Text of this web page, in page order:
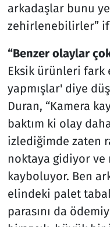
arkadaşlar bunu
zehirlenebilirler”
“Benzer olaylar
Eksik ürünleri fark
yapmışlar' diye
Duran, “Kamera
baktım ki olay
izlediğimde zaten
noktaya gidiyor ve
kayboluyor. Ben
elindeki palet
parasını da